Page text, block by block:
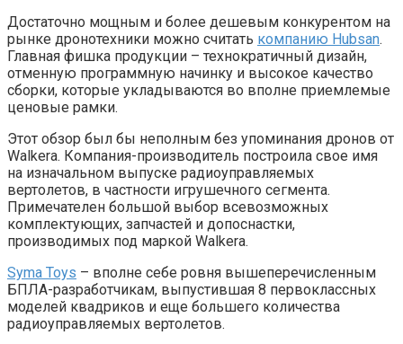
Достаточно мощным и более дешевым конкурентом на
рынке дронотехники можно считать компанию Hubsan.
Главная фишка продукции – технократичный дизайн,
отменную программную начинку и высокое качество
сборки, которые укладываются во вполне приемлемые
ценовые рамки.
Этот обзор был бы неполным без упоминания дронов от
Walkera. Компания-производитель построила свое имя
на изначальном выпуске радиоуправляемых
вертолетов, в частности игрушечного сегмента.
Примечателен большой выбор всевозможных
комплектующих, запчастей и допоснастки,
производимых под маркой Walkera.
Syma Toys – вполне себе ровня вышеперечисленным
БПЛА-разработчикам, выпустившая 8 первоклассных
моделей квадриков и еще большего количества
радиоуправляемых вертолетов.